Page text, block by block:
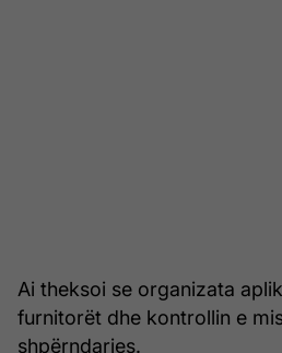
Ai theksoi se organizata
furnitorët dhe kontrollin e
shpërndarjes.